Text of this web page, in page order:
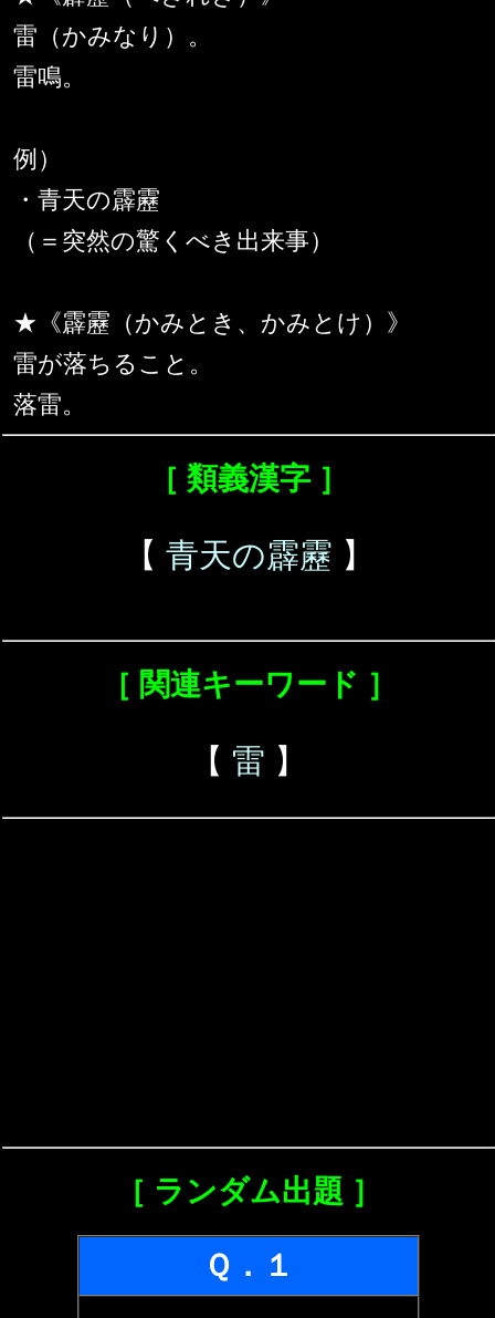
雷（かみなり）。
雷鳴。
例）
・青天の霹靂
（＝突然の驚くべき出来事）
★《霹靂（かみとき、かみとけ）》
雷が落ちること。
落雷。
［ 類義漢字 ］
【 青天の霹靂 】
［ 関連キーワード ］
【 雷 】
［ ランダム出題 ］
Ｑ．１